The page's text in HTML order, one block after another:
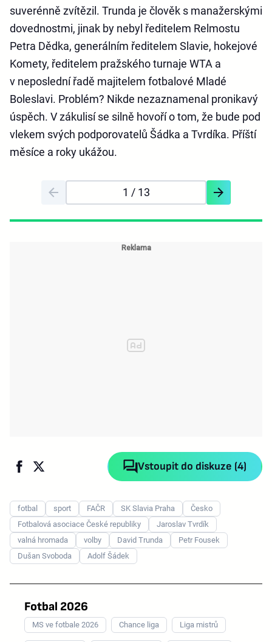
suverénně zvítězil. Trunda je člověk s manažerskými
dovednostmi, jinak by nebyl ředitelem Relmostu
Petra Dědka, generálním ředitelem Slavie, hokejové
Komety, ředitelem pražského turnaje WTA a
v neposlední řadě majitelem fotbalové Mladé
Boleslavi. Problém? Nikde nezaznamenal pronikavý
úspěch. V zákulisí se silně hovoří o tom, že bude pod
vlekem svých podporovatelů Šádka a Tvrdíka. Příští
měsíce a roky ukážou.
1 / 13
Vstoupit do diskuze (4)
fotbal sport FAČR SK Slavia Praha
Česko
Fotbalová asociace České republiky
Jaroslav Tvrdík
valná hromada
volby David Trunda
Petr Fousek
Dušan Svoboda
Adolf Šádek
Fotbal 2026
MS ve fotbale 2026 Chance liga Liga mistrů